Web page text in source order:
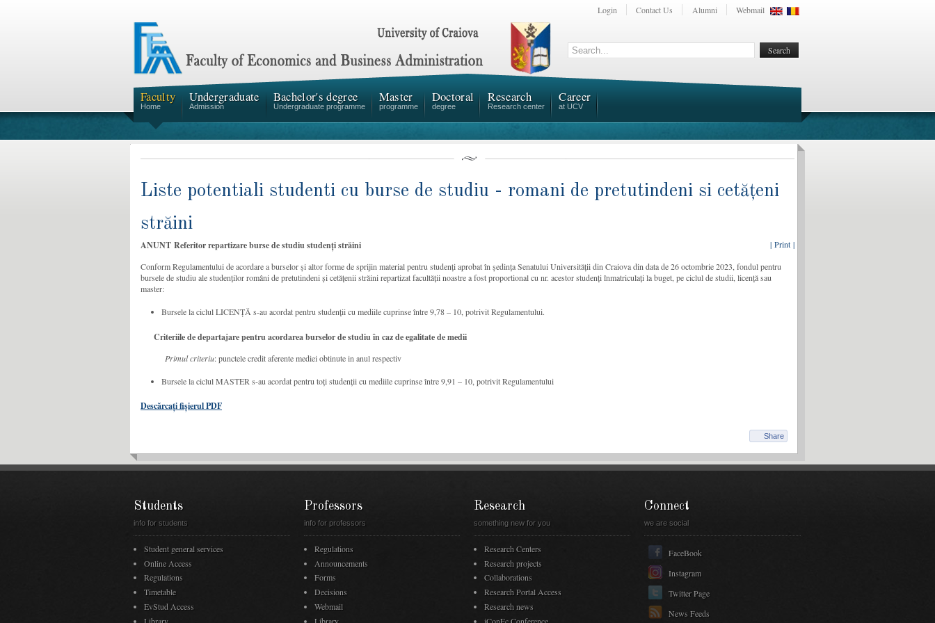
Login Contact Us Alumni Webmail
Faculty
Home
Undergraduate
Admission
Bachelor's degree
Undergraduate programme
Master
programme
Doctoral
degree
Research
Research center
Career
at UCV
Liste potentiali studenti cu burse de studiu - romani de pretutindeni si cetățeni
străini
| Print |
ANUNT Referitor repartizare burse de studiu studenți străini
Conform Regulamentului de acordare a burselor și altor forme de sprijin material pentru studenți aprobat în ședința Senatului Universității din Craiova din data de 26 octombrie 2023, fondul pentru
bursele de studiu ale studenților români de pretutindeni și cetățenii străini repartizat facultății noastre a fost proportional cu nr. acestor studenți înmatriculați la buget, pe ciclul de studii, licență sau
master:
Bursele la ciclul LICENȚĂ s-au acordat pentru studenții cu mediile cuprinse între 9,78 – 10, potrivit Regulamentului.
Criteriile de departajare pentru acordarea burselor de studiu în caz de egalitate de medii
Primul criteriu: punctele credit aferente mediei obtinute in anul respectiv
Bursele la ciclul MASTER s-au acordat pentru toți studenții cu mediile cuprinse între 9,91 – 10, potrivit Regulamentului
Descărcați fișierul PDF
Share
Students
info for students
Student general services
Online Access
Regulations
Timetable
EvStud Access
Professors
info for professors
Regulations
Announcements
Forms
Decisions
Webmail
Research
something new for you
Research Centers
Research projects
Collaborations
Research Portal Access
Research news
Connect
we are social
FaceBook
Instagram
Twitter Page
News Feeds